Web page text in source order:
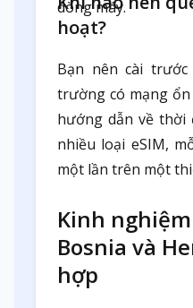
dòng máy.
hoạt?
Bạn nên cài
trường có mạng
hướng dẫn về thời
nhiều loại eSIM,
một lần trên một
Kinh
Bosnia và
hợp